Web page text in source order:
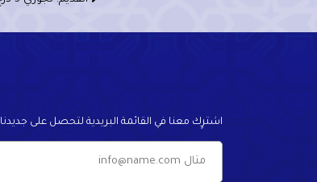
اشترٍك معنا في القائمة البريدية لتحصل على جديدنا